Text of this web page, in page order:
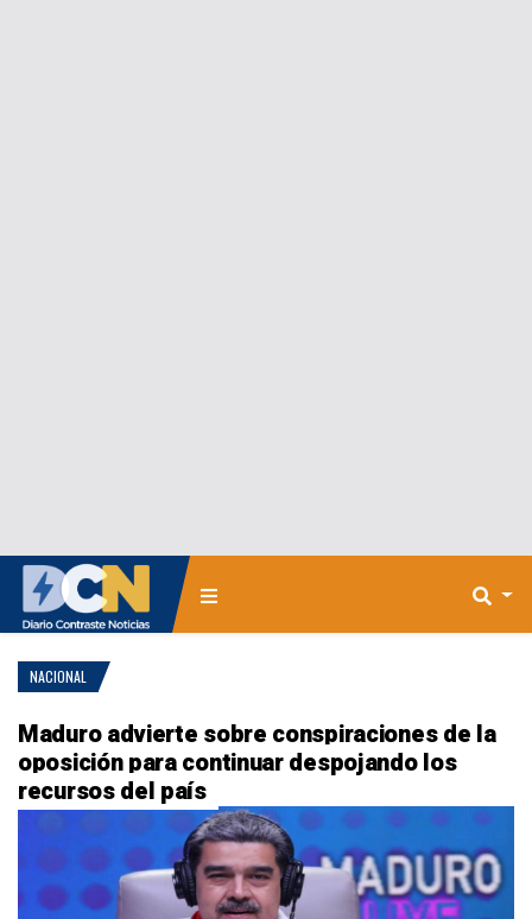
NACIONAL
Maduro advierte sobre conspiraciones de la
oposición para continuar despojando los
recursos del país